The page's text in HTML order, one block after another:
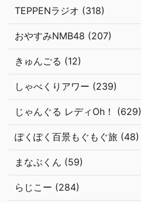
TEPPENラジオ (318)
おやすみNMB48 (207)
きゅんごる (12)
しゃべくりアワー (239)
じゃんぐる レディOh！ (629)
ぽくぽく百景もぐもぐ旅 (48)
まなぶくん (59)
らじこー (284)